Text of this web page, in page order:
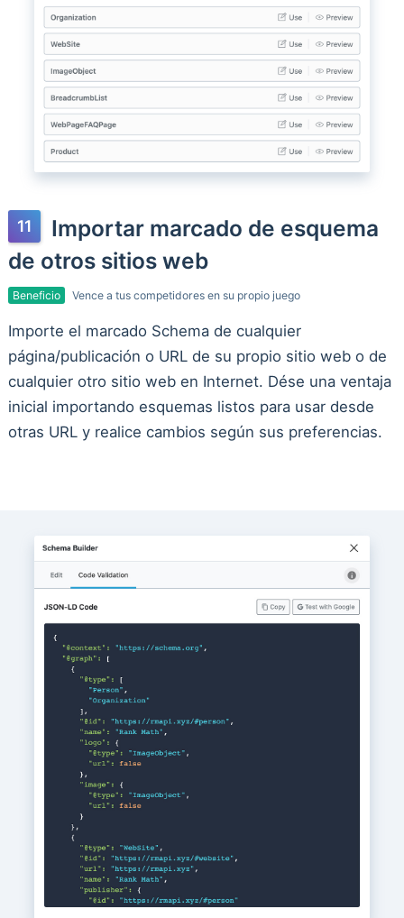
Importar marcado de esquema
de otros sitios web
Beneficio Vence a tus competidores en su propio juego
Importe el marcado Schema de cualquier
página/publicación o URL de su propio sitio web o de
cualquier otro sitio web en Internet. Dése una ventaja
inicial importando esquemas listos para usar desde
otras URL y realice cambios según sus preferencias.